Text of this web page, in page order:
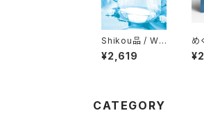
Shikou品 / WA
TT a.k.a. ヨッ
テルブッテル
¥2,619
め
/
ヨ
CATEGORY